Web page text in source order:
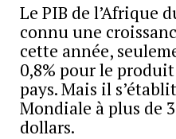
Le PIB de l’Afrique
connu une
cette année,
0,8% pour le
pays. Mais il
Mondiale à plus de
dollars.